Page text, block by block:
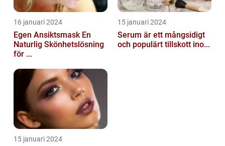
16 januari 2024
Egen Ansiktsmask En
Naturlig Skönhetslösning
för ...
15 januari 2024
Serum är ett mångsidigt
och populärt tillskott ino...
15 januari 2024